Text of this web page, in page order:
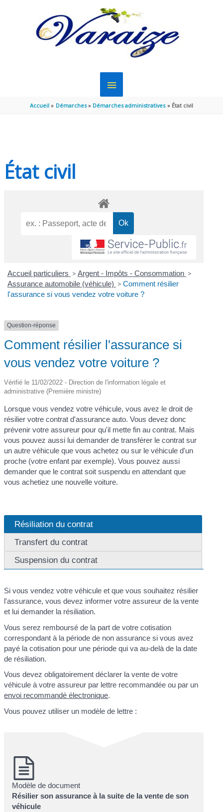
MENU
PRINCIPAL
Accueil Démarches Démarches administratives État civil
État civil
Accueil particuliers > Argent - Impôts - Consommation >
Assurance automobile (véhicule) > Comment résilier
l'assurance si vous vendez votre voiture ?
Question-réponse
Comment résilier l'assurance si
vous vendez votre voiture ?
Vérifié le 11/02/2022 - Direction de l'information légale et
administrative (Première ministre)
Lorsque vous vendez votre véhicule, vous avez le droit de
résilier votre contrat d'assurance auto. Vous devez donc
prévenir votre assureur pour qu'il mette fin au contrat. Mais
vous pouvez aussi lui demander de transférer le contrat sur
un autre véhicule que vous achetez ou sur le véhicule d'un
proche (votre enfant par exemple). Vous pouvez aussi
demander que le contrat soit suspendu en attendant que
vous achetiez une nouvelle voiture.
Résiliation du contrat
Transfert du contrat
Suspension du contrat
Si vous vendez votre véhicule et que vous souhaitez résilier
l'assurance, vous devez informer votre assureur de la vente
et lui demander la résiliation.
Vous serez remboursé de la part de votre cotisation
correspondant à la période de non assurance si vous avez
payé la cotisation pour une période qui va au-delà de la date
de résiliation.
Vous devez obligatoirement déclarer la vente de votre
véhicule à votre assureur par lettre recommandée ou par un
envoi recommandé électronique.
Vous pouvez utiliser un modèle de lettre :
Modèle de document
Résilier son assurance à la suite de la vente de son
véhicule